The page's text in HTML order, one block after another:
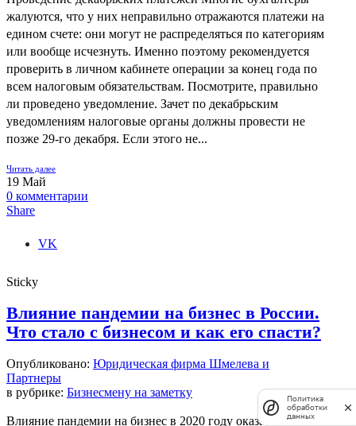
жалуются, что у них неправильно отражаются платежи на
едином счете: они могут не распределяться по категориям
или вообще исчезнуть. Именно поэтому рекомендуется
проверить в личном кабинете операции за конец года по
всем налоговым обязательствам. Посмотрите, правильно
ли проведено уведомление. Зачет по декабрьским
уведомлениям налоговые органы должны провести не
позже 29-го декабря. Если этого не...
Читать далее
19 Май
0 комментарии
Share
VK
Sticky
Влияние пандемии на бизнес в России.
Что стало с бизнесом и как его спасти?
Опубликовано: Юридическая фирма Шмелева и
Партнеры
в рубрике: Бизнесмену на заметку
Влияние пандемии на бизнес в 2020 году оказалось
Политика
обработки
данных